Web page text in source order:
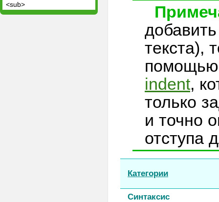
<sub>
<summary>
текста),
помощью
indent,
только
и точно
отступа
Категории
Синтаксис